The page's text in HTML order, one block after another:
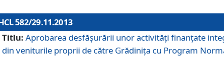
582/29.11.2013
Titlu: Aprobarea desfăşurării unor activităţi finanţate
din veniturile proprii de către Grădiniţa cu Program